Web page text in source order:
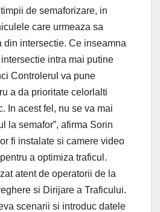
de semaforizare, in
care urmeaza sa
din intersectie. Ce inseamna
intra mai putine
Controlerul va pune
a da prioritate celorlalti
In acest fel, nu se va mai
la semafor”, afirma Sorin
fi instalate si camere video
a optimiza traficul.
atent de operatorii de la
si Dirijare a Traficului.
scenarii si introduc datele